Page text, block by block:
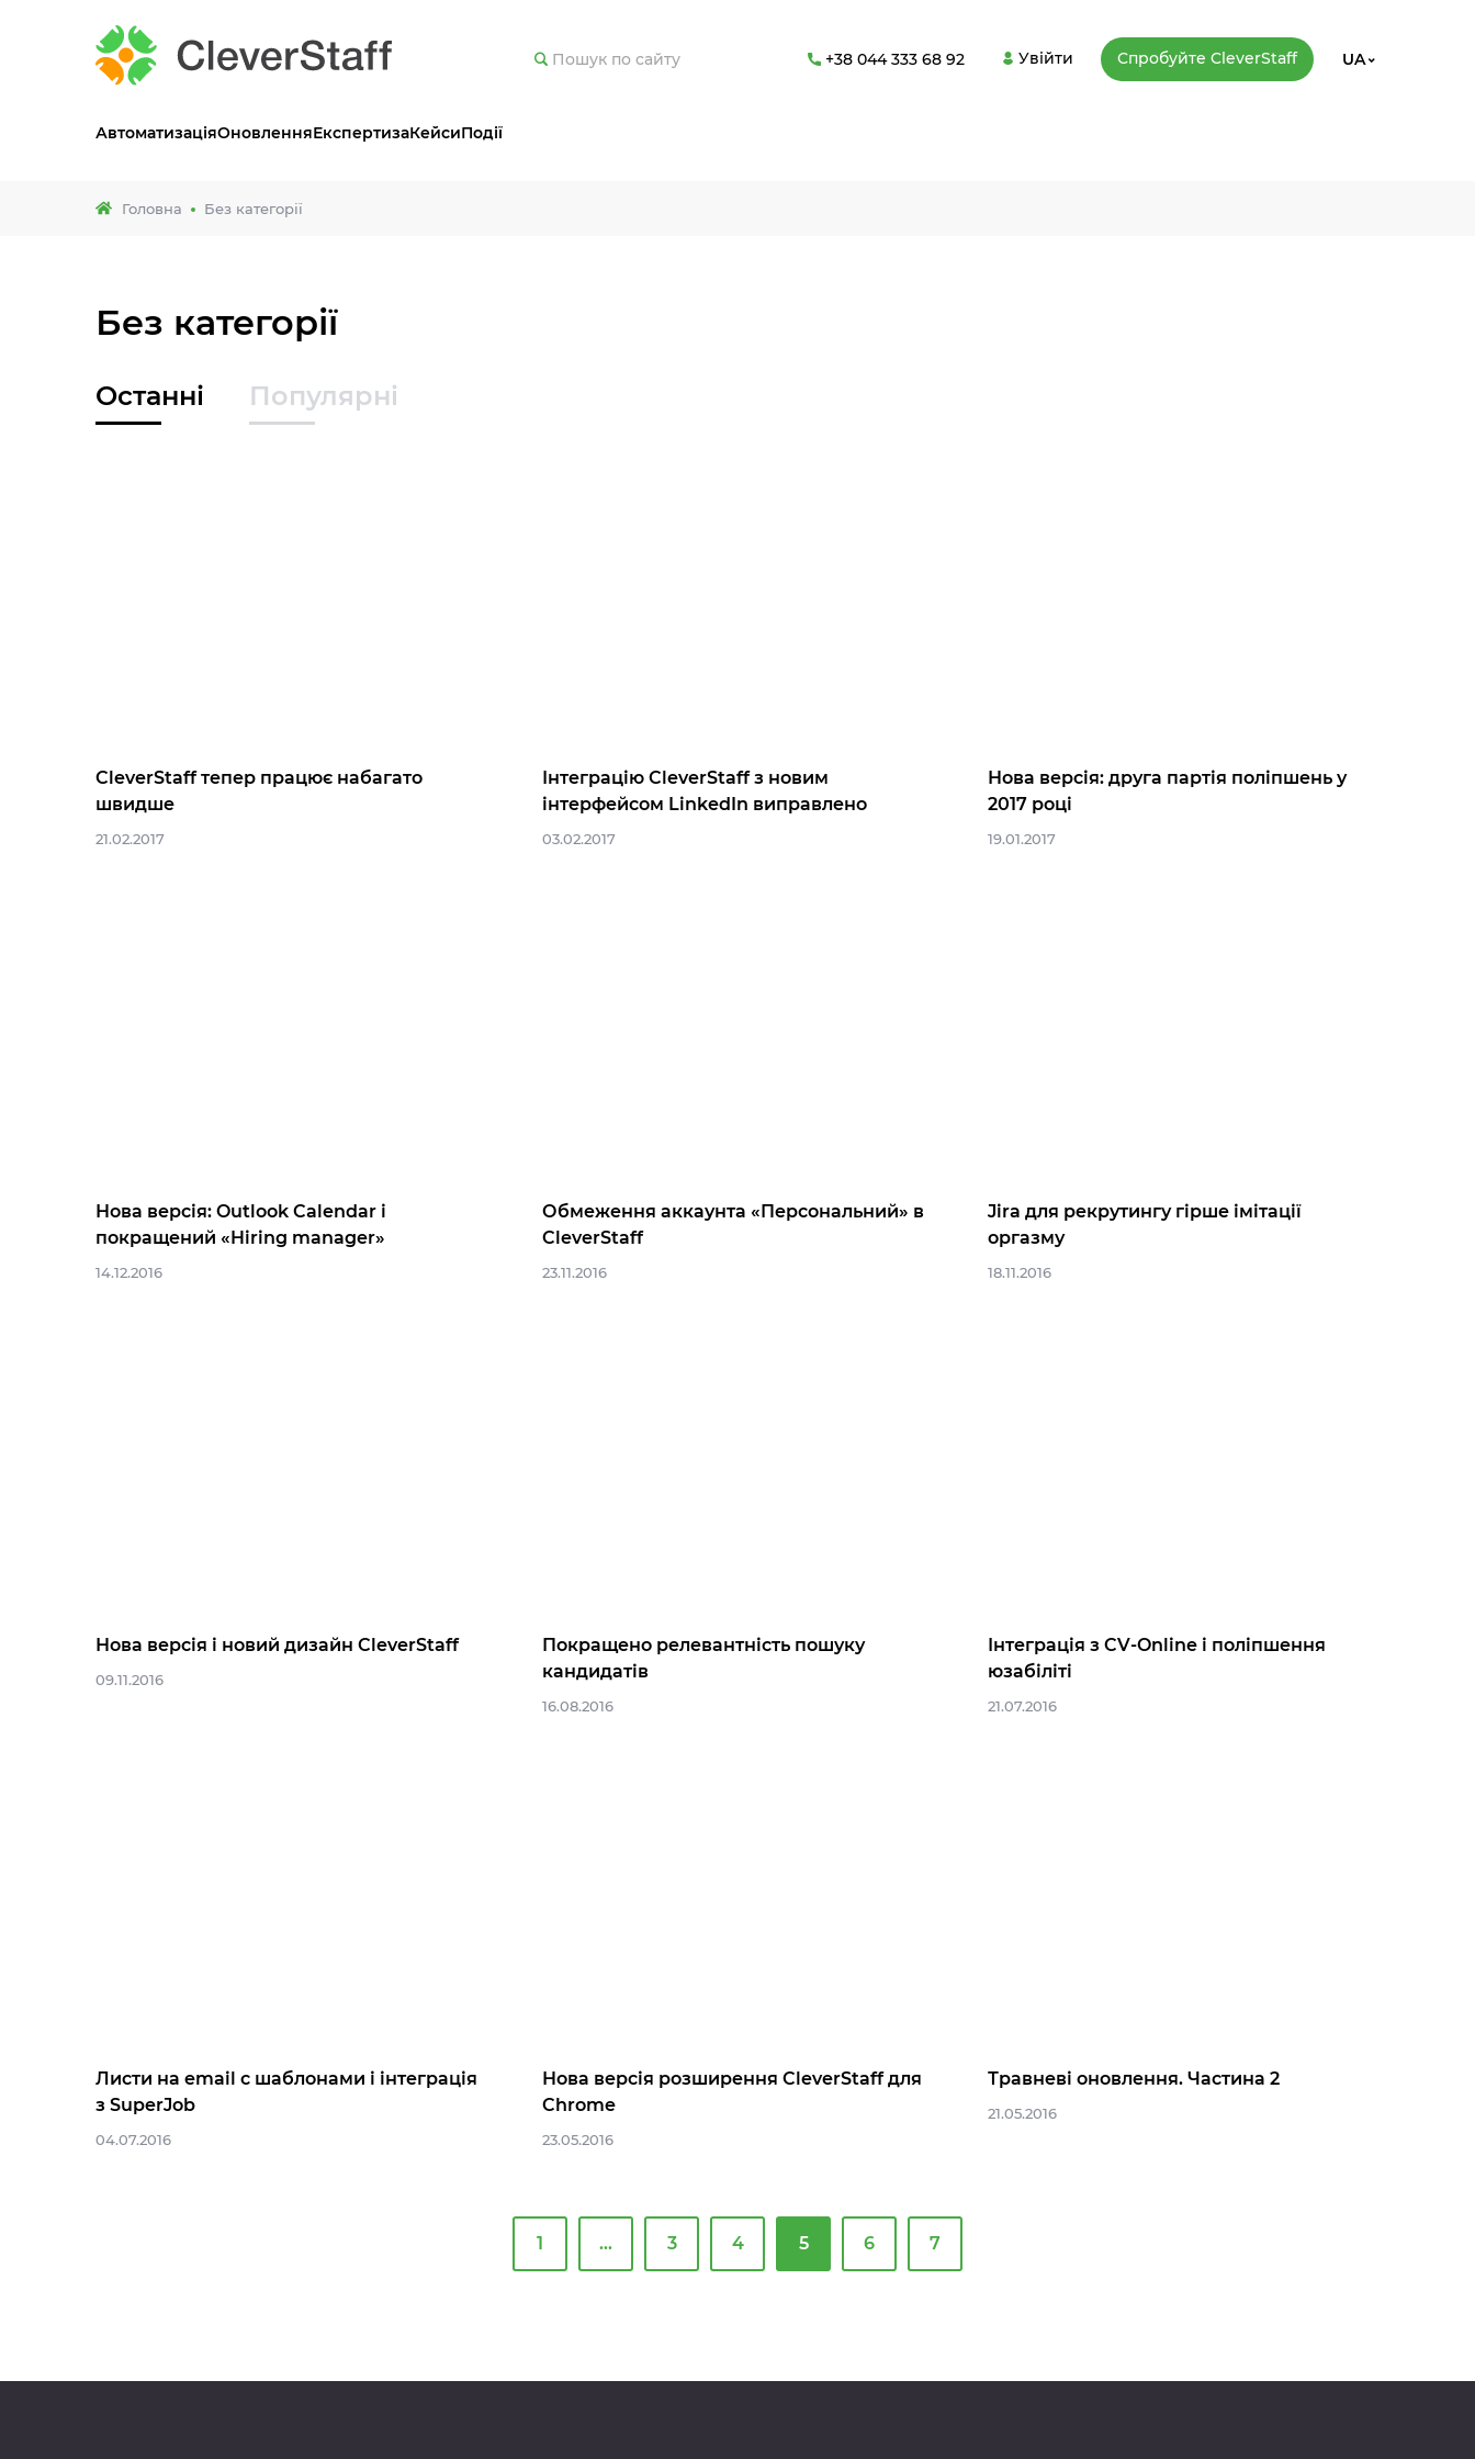
+38 044 333 68 92 Увійти Спробуйте CleverStaff UA
АвтоматизаціяОновленняЕкспертизаКейсиПодії
Головна Без категорії
Без категорії
Останні Популярні
CleverStaff тепер працює набагато
швидше
21.02.2017
Інтеграцію CleverStaff з новим
інтерфейсом LinkedIn виправлено
03.02.2017
Нова версія: друга партія поліпшень у
2017 році
19.01.2017
Нова версія: Outlook Calendar і
покращений «Hiring manager»
14.12.2016
Обмеження аккаунта «Персональний» в
CleverStaff
23.11.2016
Jira для рекрутингу гірше імітації
оргазму
18.11.2016
Нова версія і новий дизайн CleverStaff
09.11.2016
Покращено релевантність пошуку
кандидатів
16.08.2016
Інтеграція з CV-Online і поліпшення
юзабіліті
21.07.2016
Листи на email c шаблонами і інтеграція
з SuperJob
04.07.2016
Нова версія розширення CleverStaff для
Chrome
23.05.2016
Травневі оновлення. Частина 2
21.05.2016
1 … 3 4 5 6 7